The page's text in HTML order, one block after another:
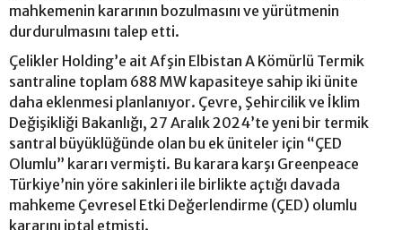
mahkemenin kararının bozulmasını ve yürütmenin
durdurulmasını talep etti.
Çelikler Holding’e ait Afşin Elbistan A Kömürlü Termik
santraline toplam 688 MW kapasiteye sahip iki ünite
daha eklenmesi planlanıyor. Çevre, Şehircilik ve İklim
Değişikliği Bakanlığı, 27 Aralık 2024’te yeni bir termik
santral büyüklüğünde olan bu ek üniteler için “ÇED
Olumlu” kararı vermişti. Bu karara karşı Greenpeace
Türkiye’nin yöre sakinleri ile birlikte açtığı davada
mahkeme Çevresel Etki Değerlendirme (ÇED) olumlu
kararını iptal etmişti.